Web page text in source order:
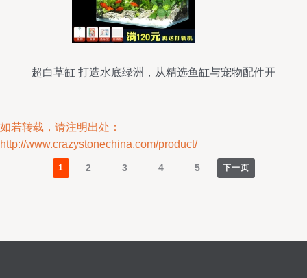
超白草缸 打造水底绿洲，从精选鱼缸与宠物配件开
如若转载，请注明出处：
http://www.crazystonechina.com/product/
1 2 3 4 5 下一页